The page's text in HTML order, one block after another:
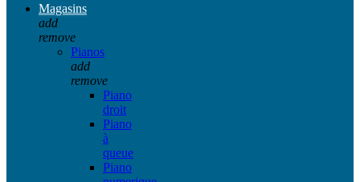
Magasins
add
remove
Pianos
add
remove
Piano
droit
Piano
à
queue
Piano